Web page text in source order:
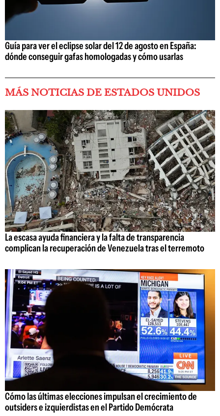
Guía para ver el eclipse solar del 12 de agosto en España:
dónde conseguir gafas homologadas y cómo usarlas
MÁS NOTICIAS DE ESTADOS UNIDOS
La escasa ayuda financiera y la falta de transparencia
complican la recuperación de Venezuela tras el terremoto
Cómo las últimas elecciones impulsan el crecimiento de
outsiders e izquierdistas en el Partido Demócrata